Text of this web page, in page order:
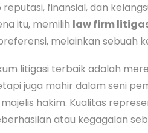
finansial, dan
itu, memilih law firm
melainkan sebuah
litigasi terbaik adalah
juga mahir dalam seni
hakim. Kualitas
atau kegagalan